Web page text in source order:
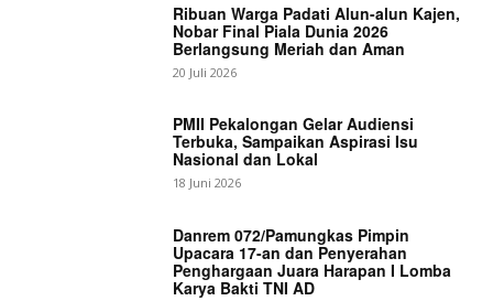
Ribuan Warga Padati Alun-alun Kajen,
Nobar Final Piala Dunia 2026
Berlangsung Meriah dan Aman
20 Juli 2026
PMII Pekalongan Gelar Audiensi
Terbuka, Sampaikan Aspirasi Isu
Nasional dan Lokal
18 Juni 2026
Danrem 072/Pamungkas Pimpin
Upacara 17-an dan Penyerahan
Penghargaan Juara Harapan I Lomba
Karya Bakti TNI AD